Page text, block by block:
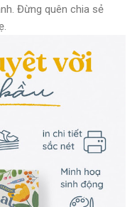
Đừng quên chia sẻ